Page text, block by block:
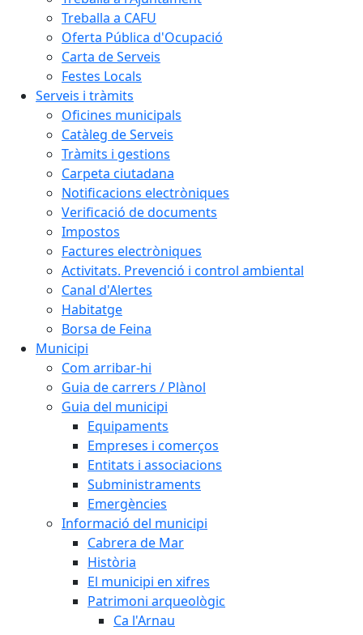
Treballa a CAFU
Oferta Pública d'Ocupació
Carta de Serveis
Festes Locals
Serveis i tràmits
Oficines municipals
Catàleg de Serveis
Tràmits i gestions
Carpeta ciutadana
Notificacions electròniques
Verificació de documents
Impostos
Factures electròniques
Activitats. Prevenció i control ambiental
Canal d'Alertes
Habitatge
Borsa de Feina
Municipi
Com arribar-hi
Guia de carrers / Plànol
Guia del municipi
Equipaments
Empreses i comerços
Entitats i associacions
Subministraments
Emergències
Informació del municipi
Cabrera de Mar
Història
El municipi en xifres
Patrimoni arqueològic
Ca l'Arnau